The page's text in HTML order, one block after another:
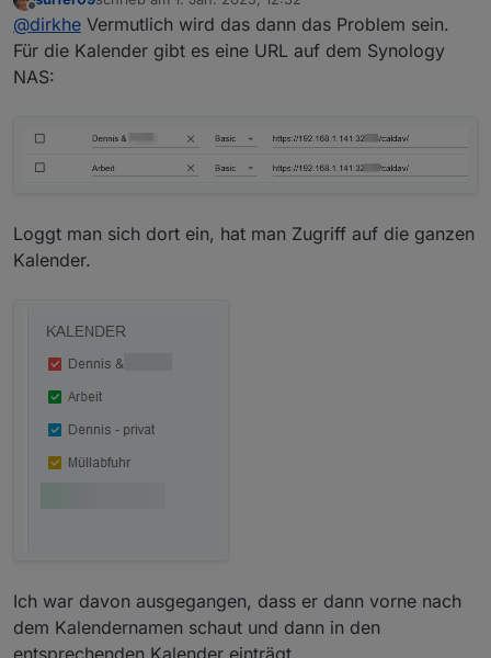
Meistens muss man bei der Url ggf. auch noch den
kalendernamen dazupacken. Das würde dann auch
erklären, warum in ioBroker alles richtig ist, weil er ja
/nc/remote.php/dav/calendars/smarthome/test/
/nc/remote.php/dav/calendars/smarthome/
Der unterere ist der Hauptkalender und der 2 ein Test
Kalender
Offline zuletzt editiert von
@dirkhe Vermutlich wird das dann das Problem sein.
Für die Kalender gibt es eine URL auf dem Synology
NAS:
Loggt man sich dort ein, hat man Zugriff auf die ganzen
Kalender.
Ich war davon ausgegangen, dass er dann vorne nach
dem Kalendernamen schaut und dann in den